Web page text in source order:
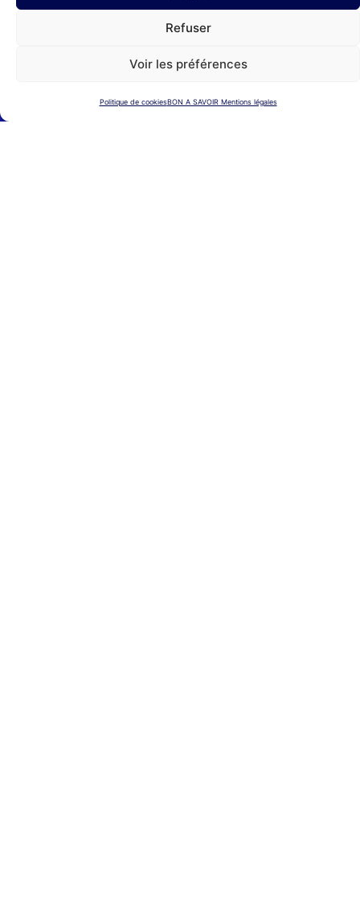
Refuser
Voir les préférences
Politique de cookiesBON A SAVOIR Mentions légales
Les termes importants à comprendre